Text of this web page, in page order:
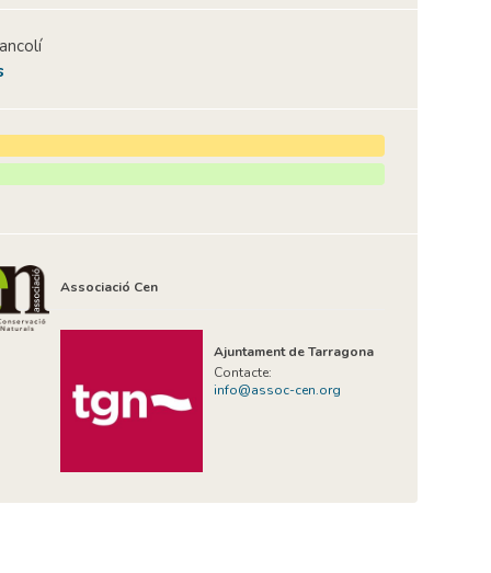
Associació Cen
Ajuntament de Tarragona
Contacte:
info@assoc-cen.org